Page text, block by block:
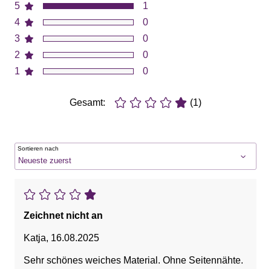
5
4
3
2
1
1
0
0
0
0
Gesamt: (1)
Sortieren nach
Zeichnet nicht an
Katja, 16.08.2025
Sehr schönes weiches Material. Ohne Seitennähte.